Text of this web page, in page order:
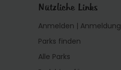
Nützliche Links
Anmelden | Anmeldung
Parks finden
Alle Parks